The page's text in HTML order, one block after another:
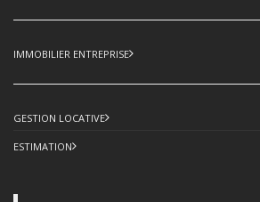
IMMOBILIER ENTREPRISE
GESTION LOCATIVE
ESTIMATION